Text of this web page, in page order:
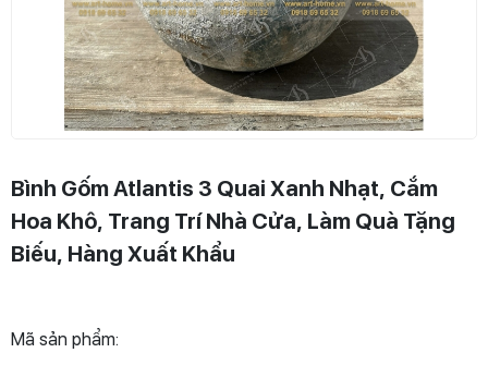
Bình Gốm Atlantis 3 Quai Xanh Nhạt, Cắm
Hoa Khô, Trang Trí Nhà Cửa, Làm Quà Tặng
Biếu, Hàng Xuất Khẩu
Mã sản phẩm: